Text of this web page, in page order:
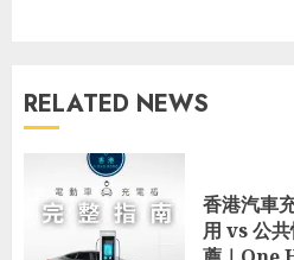
RELATED NEWS
香港汽車
用 vs 公